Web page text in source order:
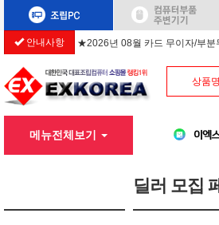
안내사항 ★2026년 08월 카드 무이자/부
상품명
메뉴전체보기
딜러 모집